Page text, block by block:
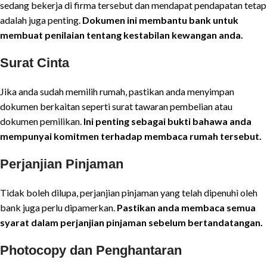
sedang bekerja di firma tersebut dan mendapat pendapatan tetap
adalah juga penting. Dokumen ini membantu bank untuk
membuat penilaian tentang kestabilan kewangan anda.
Surat Cinta
Jika anda sudah memilih rumah, pastikan anda menyimpan
dokumen berkaitan seperti surat tawaran pembelian atau
dokumen pemilikan. Ini penting sebagai bukti bahawa anda
mempunyai komitmen terhadap membaca rumah tersebut.
Perjanjian Pinjaman
Tidak boleh dilupa, perjanjian pinjaman yang telah dipenuhi oleh
bank juga perlu dipamerkan. Pastikan anda membaca semua
syarat dalam perjanjian pinjaman sebelum bertandatangan.
Photocopy dan Penghantaran